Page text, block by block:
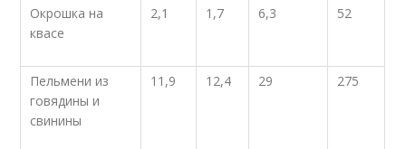
Окрошка на
квасе
2,1 1,7 6,3 52
Пельмени из
говядины и
свинины
11,9 12,4 29 275